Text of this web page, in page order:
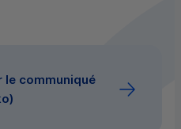
le communiqué